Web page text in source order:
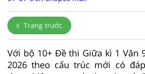
Trang trước
Với bộ 10+ Đề thi Giữa kì 1 Văn
2026 theo cấu trúc mới có